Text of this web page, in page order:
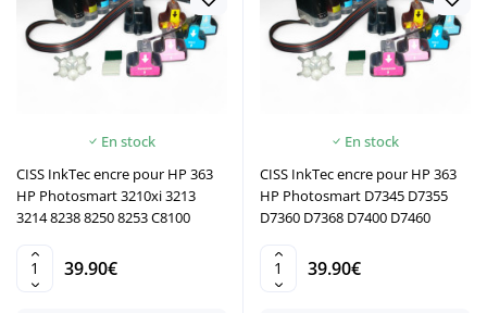
En stock
CISS InkTec encre pour HP 363
HP Photosmart 3210xi 3213
3214 8238 8250 8253 C8100
39.90€
En stock
CISS InkTec encre pour HP 363
HP Photosmart D7345 D7355
D7360 D7368 D7400 D7460
39.90€